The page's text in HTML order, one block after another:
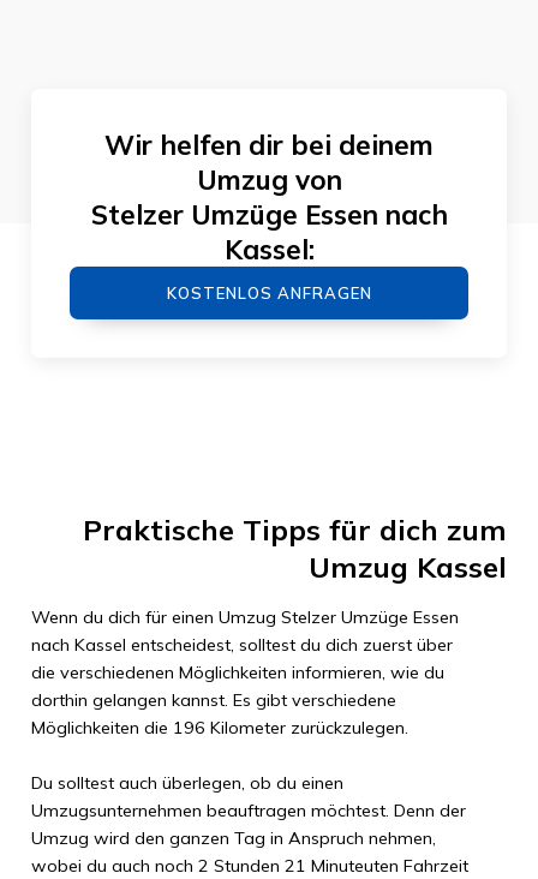
Wir helfen dir bei deinem
Umzug von
Stelzer Umzüge Essen nach
Kassel:
KOSTENLOS ANFRAGEN
Praktische Tipps für dich zum
Umzug Kassel
Wenn du dich für einen Umzug Stelzer Umzüge Essen
nach Kassel entscheidest, solltest du dich zuerst über
die verschiedenen Möglichkeiten informieren, wie du
dorthin gelangen kannst. Es gibt verschiedene
Möglichkeiten die 196 Kilometerzurückzulegen.
Du solltest auch überlegen, ob du einen
Umzugsunternehmen beauftragen möchtest. Denn der
Umzug wird den ganzen Tag in Anspruch nehmen,
wobei du auch noch 2 Stunden 21 Minuteuten Fahrzeit